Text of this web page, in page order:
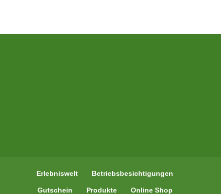
Erlebniswelt Betriebsbesichtigungen
Gutschein Produkte Online Shop